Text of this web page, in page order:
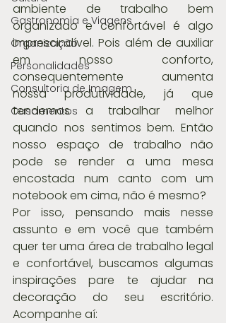
Gastronomia e Viagens
Organização
Personalidades
Consultoria de Imagem
Casamentos
ambiente de trabalho bem
organizado e confortável é algo
imprescindível. Pois além de auxiliar
em nosso conforto,
consequentemente aumenta
nossa produtividade, já que
tendemos a trabalhar melhor
quando nos sentimos bem. Então
nosso espaço de trabalho não
pode se render a uma mesa
encostada num canto com um
notebook em cima, não é mesmo?
Por isso, pensando mais nesse
assunto e em você que também
quer ter uma área de trabalho legal
e confortável, buscamos algumas
inspirações pare te ajudar na
decoração do seu escritório.
Acompanhe aí: